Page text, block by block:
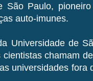
Paulo,
auto-imunes.
Universidade de
chamam
universidades fora